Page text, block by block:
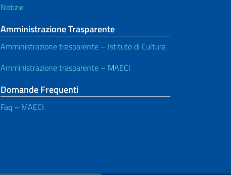
Notizie
Amministrazione Trasparente
Amministrazione trasparente – Istituto di Cultura
Amministrazione trasparente – MAECI
Domande Frequenti
Faq – MAECI